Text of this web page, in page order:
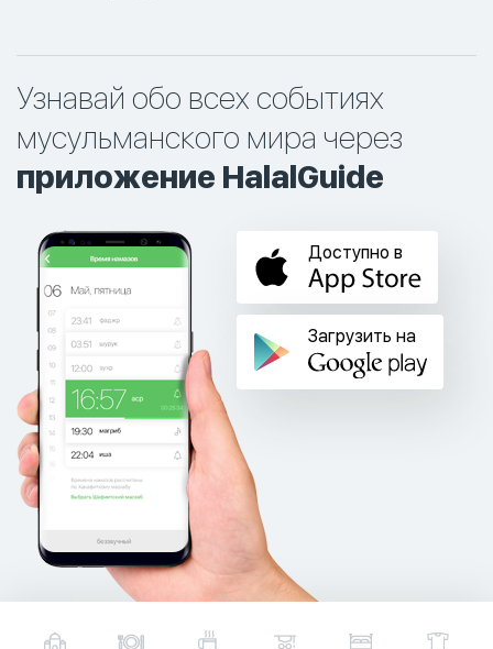
Узнавай обо всех событиях
мусульманского мира через
приложение HalalGuide
Доступно в
Загрузить на